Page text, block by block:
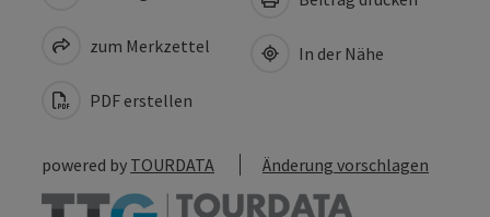
zum Merkzettel
PDF erstellen
In der Nähe
powered by TOURDATA Änderung vorschlagen